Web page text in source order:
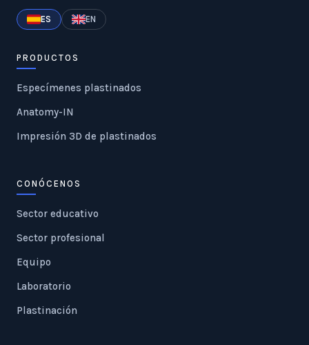
ES EN
PRODUCTOS
Especímenes plastinados
Anatomy-IN
Impresión 3D de plastinados
CONÓCENOS
Sector educativo
Sector profesional
Equipo
Laboratorio
Plastinación